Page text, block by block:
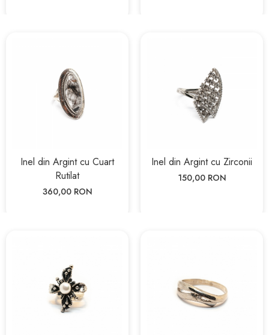
Inel din Argint cu Cuart
Rutilat
360,00 RON
Inel din Argint cu Zirconii
150,00 RON